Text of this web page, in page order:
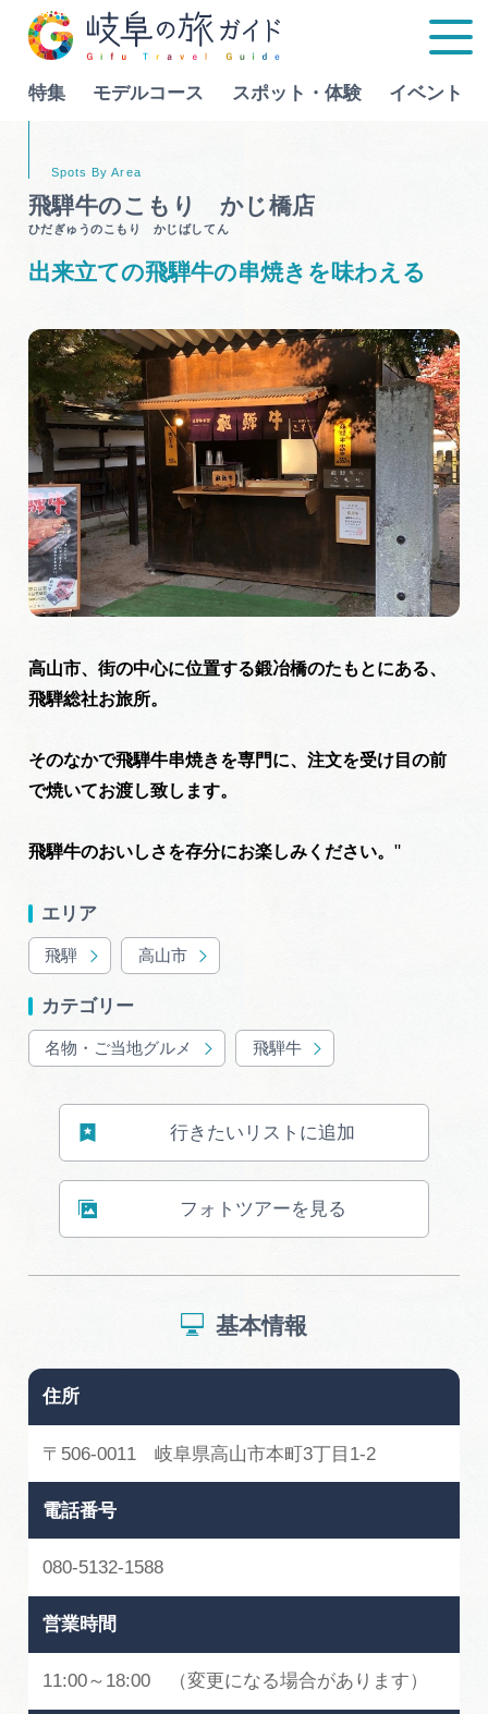
特集 モデルコース スポット・体験 イベント
スポット・体験
イベント
グルメ
旅の予約
アクセス
ぎふ旅レポーター記事
早わかり岐阜
岐阜県アウトドア観光キャンペーン
岐阜県観光データベース
旅行会社・観光事業者の皆様へ
フォトライブラリー
お問い合わせ
サイトポリシー
Language
行きたいリストを見る
飛騨牛のこもり かじ橋店
ひだぎゅうのこもり かじばしてん
出来立ての飛騨牛の串焼きを味わえる
高山市、街の中心に位置する鍛冶橋のたもとにある、
飛騨総社お旅所。
そのなかで飛騨牛串焼きを専門に、注文を受け目の前
で焼いてお渡し致します。
飛騨牛のおいしさを存分にお楽しみください。 "
エリア
飛騨 高山市
カテゴリー
名物・ご当地グルメ 飛騨牛
行きたいリストに追加
フォトツアーを見る
基本情報
住所
〒506-0011 岐阜県高山市本町3丁目1-2
電話番号
080-5132-1588
営業時間
11:00～18:00 （変更になる場合があります）